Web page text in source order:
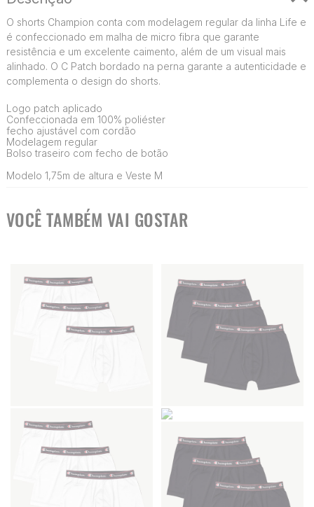
O shorts Champion conta com modelagem regular da linha Life e
é confeccionado em malha de micro fibra que garante
resistência e um excelente caimento, além de um visual mais
alinhado. O C Patch bordado na perna garante a autenticidade e
complementa o design do shorts.
Logo patch aplicado
Confeccionada em 100% poliéster
fecho ajustável com cordão
Modelagem regular
Bolso traseiro com fecho de botão
Modelo 1,75m de altura e Veste M
VOCÊ TAMBÉM VAI GOSTAR